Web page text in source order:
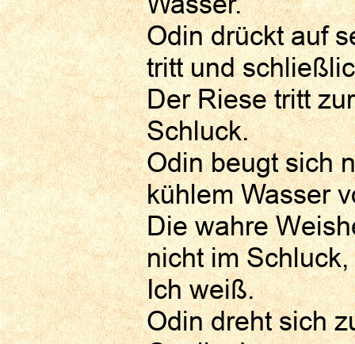
Odin drückt auf
tritt und
Der Riese tritt
Schluck.
Odin beugt sich
kühlem Wasser
Die wahre
nicht im
Ich weiß.
Odin dreht sich